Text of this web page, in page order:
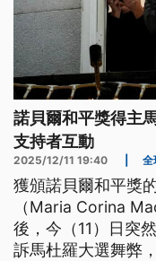
諾貝爾和平獎得主
支持者互動
2025/12/11 19:40 全
獲頒諾貝爾和平獎
（Maria Corina
後，今（11）日突
訴馬杜羅大選舞弊